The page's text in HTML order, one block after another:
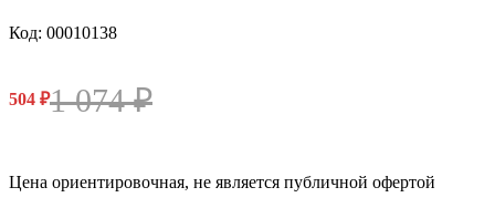
Код: 00010138
504 ₽1 074₽
Цена ориентировочная, не является публичной офертой